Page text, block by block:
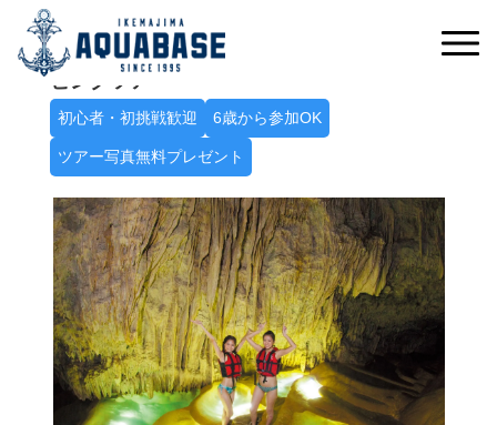
冒険心をくすぐる神秘の空間へ
パンプキン鍾乳洞探検シーカヤック＋ケイ
ビングツアー
初心者・初挑戦歓迎 6歳から参加OK
ツアー写真無料プレゼント